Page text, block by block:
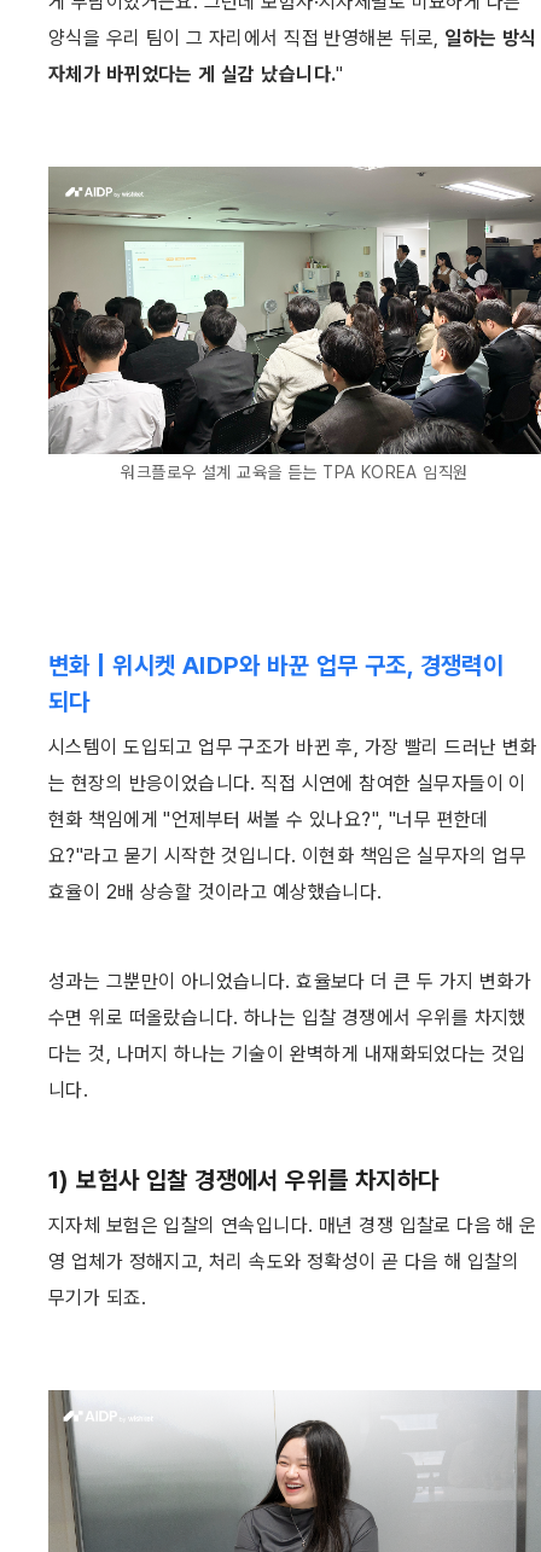
양식을 우리 팀이 그 자리에서 직접 반영해본 뒤로, 일하는 방식
자체가 바뀌었다는 게 실감 났습니다."
워크플로우 설계 교육을 듣는 TPA KOREA 임직원
‍변화 | 위시켓 AIDP와 바꾼 업무 구조, 경쟁력이
되다
시스템이 도입되고 업무 구조가 바뀐 후, 가장 빨리 드러난 변화
는 현장의 반응이었습니다. 직접 시연에 참여한 실무자들이 이
현화 책임에게 "언제부터 써볼 수 있나요?", "너무 편한데
요?"라고 묻기 시작한 것입니다. 이현화 책임은 실무자의 업무
효율이 2배 상승할 것이라고 예상했습니다.
성과는 그뿐만이 아니었습니다. 효율보다 더 큰 두 가지 변화가
수면 위로 떠올랐습니다. 하나는 입찰 경쟁에서 우위를 차지했
다는 것, 나머지 하나는 기술이 완벽하게 내재화되었다는 것입
니다.
1) 보험사 입찰 경쟁에서 우위를 차지하다
지자체 보험은 입찰의 연속입니다. 매년 경쟁 입찰로 다음 해 운
영 업체가 정해지고, 처리 속도와 정확성이 곧 다음 해 입찰의
무기가 되죠.